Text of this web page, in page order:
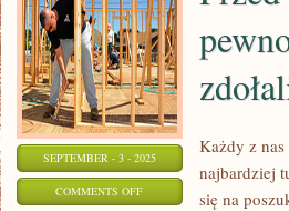
SEPTEMBER - 3 - 2025
COMMENTS OFFON
Każdy z
najbardziej
się na